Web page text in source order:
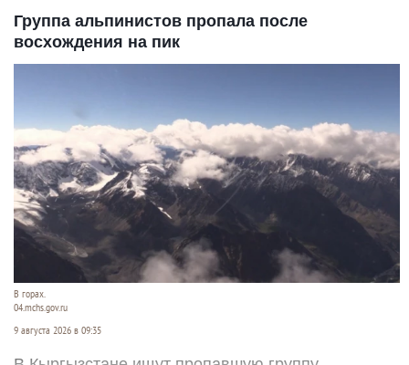
Группа альпинистов пропала после
восхождения на пик
В горах.
04.mchs.gov.ru
9 августа 2026 в 09:35